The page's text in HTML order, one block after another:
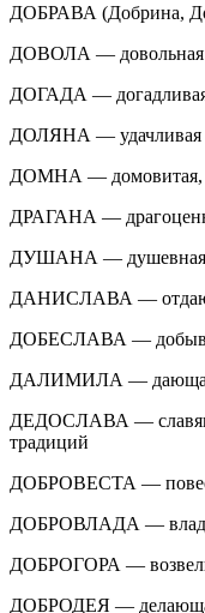
ДОБРАВА (Добрина,
ДОВОЛА — довольная
ДОГАДА —
ДОЛЯНА — удачливая
ДОМНА — домовитая,
ДРАГАНА —
ДУШАНА — душевная
ДАНИСЛАВА —
ДОБЕСЛАВА —
ДАЛИМИЛА — дающая
ДЕДОСЛАВА —
традиций
ДОБРОВЕСТА —
ДОБРОВЛАДА —
ДОБРОГОРА —
ДОБРОДЕЯ —